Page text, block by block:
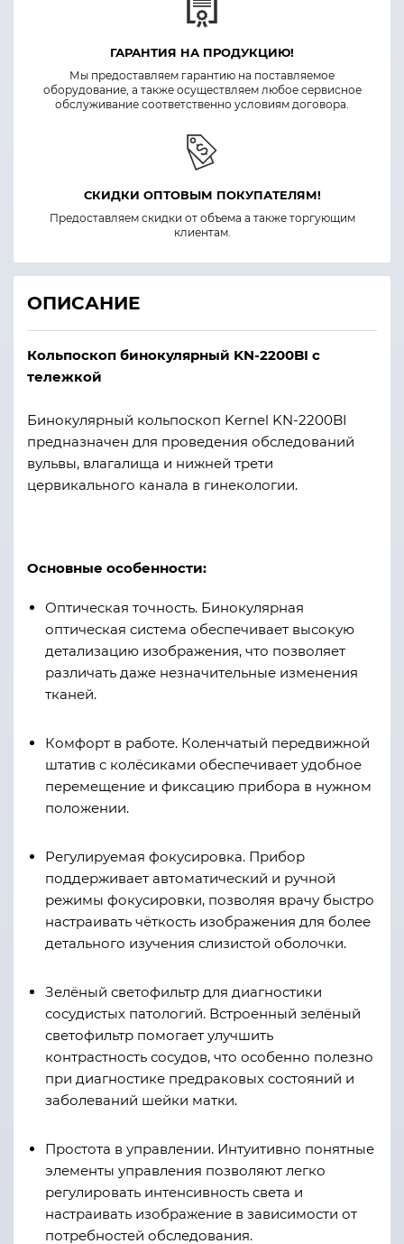
ГАРАНТИЯ НА ПРОДУКЦИЮ!
Мы предоставляем гарантию на поставляемое
оборудование, а также осуществляем любое сервисное
обслуживание соответственно условиям договора.
СКИДКИ ОПТОВЫМ ПОКУПАТЕЛЯМ!
Предоставляем скидки от объема а также торгующим
клиентам.
ОПИСАНИЕ
Кольпоскоп бинокулярный KN-2200BI с
тележкой
Бинокулярный кольпоскоп Kernel KN-2200BI
предназначен для проведения обследований
вульвы, влагалища и нижней трети
цервикального канала в гинекологии.
Основные особенности:
Оптическая точность. Бинокулярная
оптическая система обеспечивает высокую
детализацию изображения, что позволяет
различать даже незначительные изменения
тканей.
Комфорт в работе. Коленчатый передвижной
штатив с колёсиками обеспечивает удобное
перемещение и фиксацию прибора в нужном
положении.
Регулируемая фокусировка. Прибор
поддерживает автоматический и ручной
режимы фокусировки, позволяя врачу быстро
настраивать чёткость изображения для более
детального изучения слизистой оболочки.
Зелёный светофильтр для диагностики
сосудистых патологий. Встроенный зелёный
светофильтр помогает улучшить
контрастность сосудов, что особенно полезно
при диагностике предраковых состояний и
заболеваний шейки матки.
Простота в управлении. Интуитивно понятные
элементы управления позволяют легко
регулировать интенсивность света и
настраивать изображение в зависимости от
потребностей обследования.